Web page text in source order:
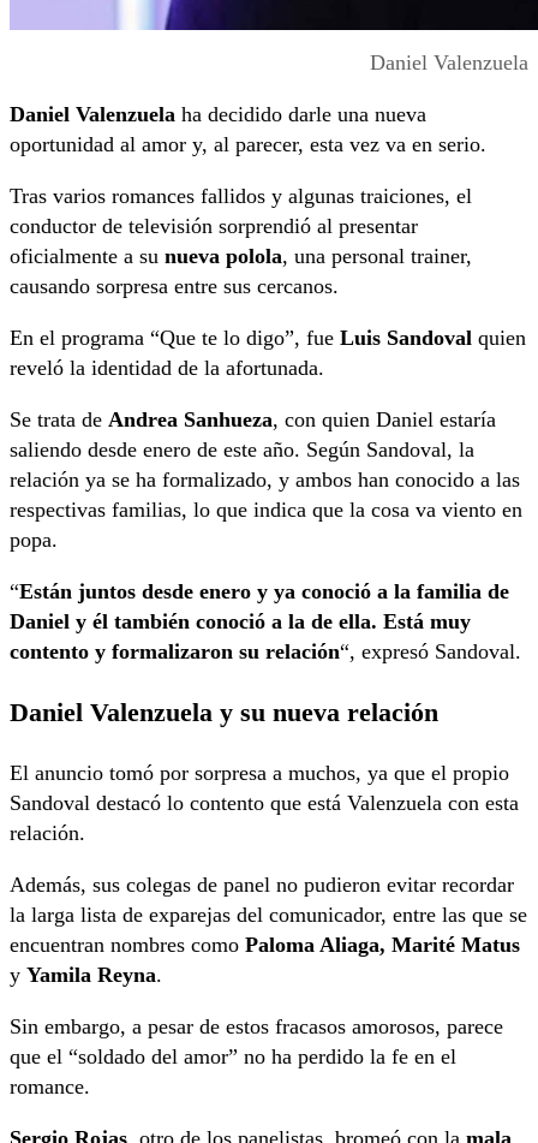
Daniel Valenzuela
Daniel Valenzuela ha decidido darle una nueva
oportunidad al amor y, al parecer, esta vez va en serio.
Tras varios romances fallidos y algunas traiciones, el
conductor de televisión sorprendió al presentar
oficialmente a su nueva polola, una personal trainer,
causando sorpresa entre sus cercanos.
En el programa “Que te lo digo”, fue Luis Sandoval quien
reveló la identidad de la afortunada.
Se trata de Andrea Sanhueza, con quien Daniel estaría
saliendo desde enero de este año. Según Sandoval, la
relación ya se ha formalizado, y ambos han conocido a las
respectivas familias, lo que indica que la cosa va viento en
popa.
“Están juntos desde enero y ya conoció a la familia de
Daniel y él también conoció a la de ella. Está muy
contento y formalizaron su relación“, expresó Sandoval.
Daniel Valenzuela y su nueva relación
El anuncio tomó por sorpresa a muchos, ya que el propio
Sandoval destacó lo contento que está Valenzuela con esta
relación.
Además, sus colegas de panel no pudieron evitar recordar
la larga lista de exparejas del comunicador, entre las que se
encuentran nombres como Paloma Aliaga, Marité Matus
y Yamila Reyna.
Sin embargo, a pesar de estos fracasos amorosos, parece
que el “soldado del amor” no ha perdido la fe en el
romance.
Sergio Rojas, otro de los panelistas, bromeó con la mala